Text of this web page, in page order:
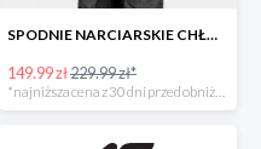
SPODNIE NARCIARSKIE CHŁOPIĘCE (122-164) -34%
149.99 zł229.99 zł*
*najniższa cena z 30 dni przed obniżką